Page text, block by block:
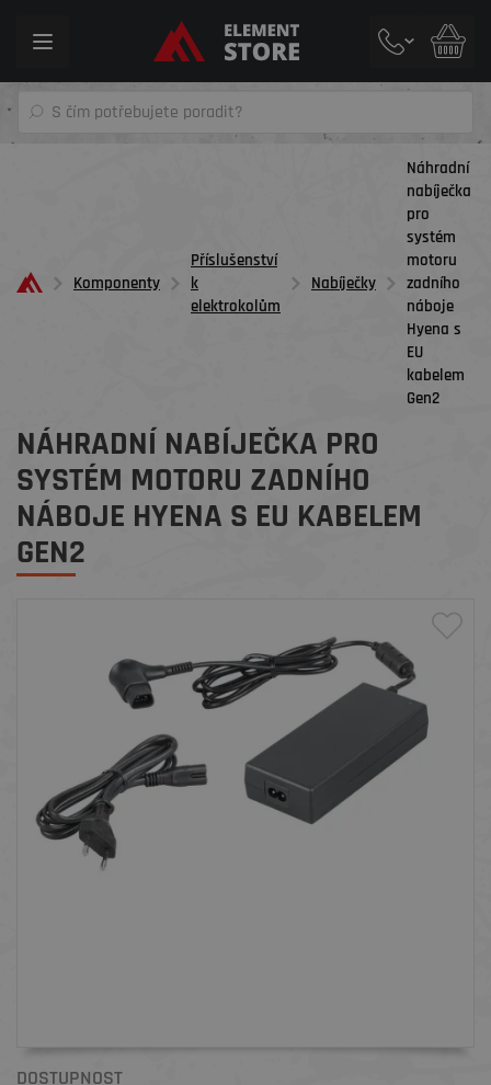
Toggle
Komponenty
Příslušenství
k
elektrokolům
Nabíječky
Náhradní
nabíječka
pro
systém
motoru
zadního
náboje
Hyena s
EU
kabelem
Gen2
NÁHRADNÍ NABÍJEČKA PRO
SYSTÉM MOTORU ZADNÍHO
NÁBOJE HYENA S EU KABELEM
GEN2
DOSTUPNOST